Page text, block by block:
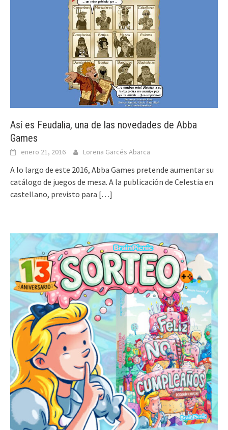
Así es Feudalia, una de las novedades de Abba
Games
enero 21, 2016 Lorena Garcés Abarca
A lo largo de este 2016, Abba Games pretende aumentar su
catálogo de juegos de mesa. A la publicación de Celestia en
castellano, previsto para […]